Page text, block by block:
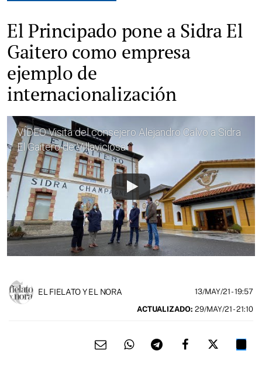
El Principado pone a Sidra El
Gaitero como empresa
ejemplo de
internacionalización
VÍDEO Visita del consejero Alejandro Calvo a Sidra
El Gaitero de Villaviciosa
EL FIELATO Y EL NORA 13/MAY/21- 19:57
ACTUALIZADO: 29/MAY/21 - 21:10